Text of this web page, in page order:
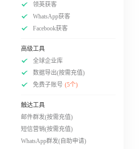
领英获客
WhatsApp获客
Facebook获客
高级工具
全球企业库
数据导出(按需充值)
免费子账号 (5个)
触达工具
邮件群发(按需充值)
短信营销(按需充值)
WhatsApp群发(自助申请)